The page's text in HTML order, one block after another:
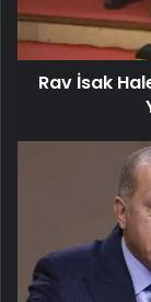
ile
Olay
Anlatıldı
Rav İsak
yolsuzluğu
soruşturmasına